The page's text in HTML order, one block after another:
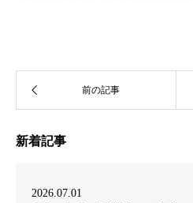
新着記事
2026.07.01